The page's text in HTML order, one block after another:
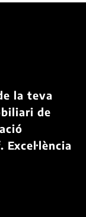
la teva
de